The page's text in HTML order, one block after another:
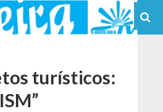
turísticos: